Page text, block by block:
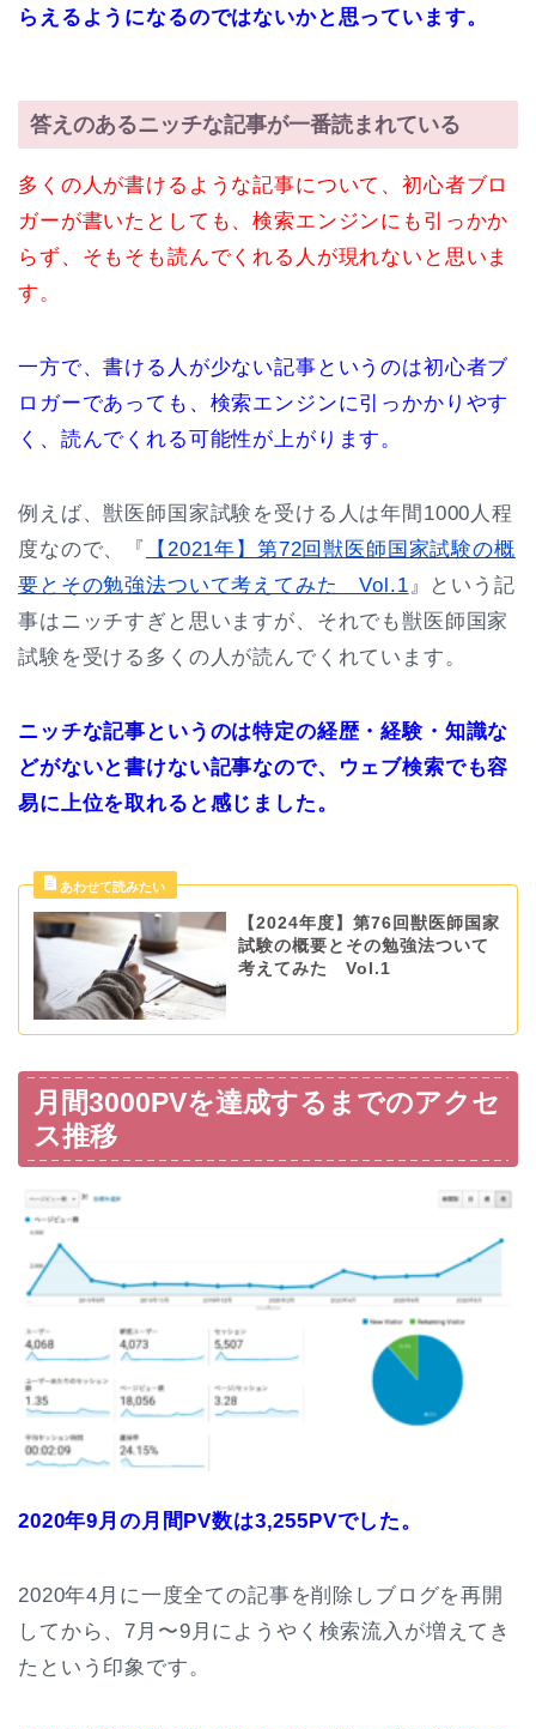
らえるようになるのではないかと思っています。
答えのあるニッチな記事が一番読まれている
多くの人が書けるような記事について、初心者ブロ
ガーが書いたとしても、検索エンジンにも引っかか
らず、そもそも読んでくれる人が現れないと思いま
す。
一方で、書ける人が少ない記事というのは初心者ブ
ロガーであっても、検索エンジンに引っかかりやす
く、読んでくれる可能性が上がります。
例えば、獣医師国家試験を受ける人は年間1000人程
度なので、『
【2021年】第72回獣医師国家試験の概
要とその勉強法ついて考えてみた Vol.1』という記
事はニッチすぎと思いますが、それでも獣医師国家
試験を受ける多くの人が読んでくれています。
ニッチな記事というのは特定の経歴・経験・知識な
どがないと書けない記事なので、ウェブ検索でも容
易に上位を取れると感じました。
【2024年度】第76回獣医師国家
試験の概要とその勉強法ついて
考えてみた Vol.1
月間3000PVを達成するまでのアクセ
ス推移
2020年9月の月間PV数は3,255PVでした。
2020年4月に一度全ての記事を削除しブログを再開
してから、7月〜9月にようやく検索流入が増えてき
たという印象です。